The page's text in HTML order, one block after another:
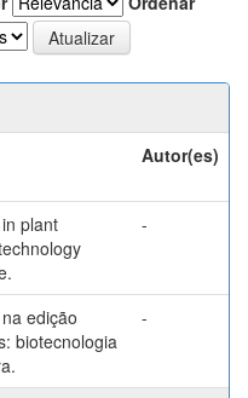
Autor(es)
plant
-
edição
biotecnologia
-